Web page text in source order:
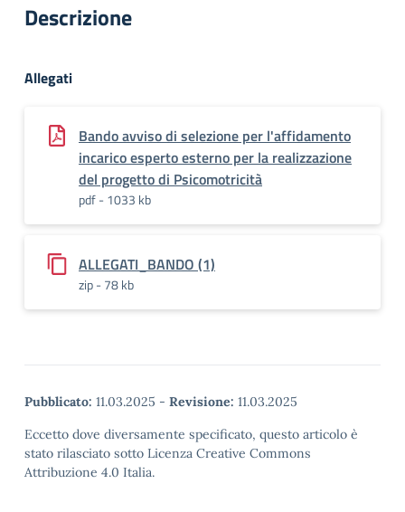
Descrizione
Allegati
Bando avviso di selezione per l'affidamento
incarico esperto esterno per la realizzazione
del progetto di Psicomotricità
pdf - 1033 kb
ALLEGATI_BANDO (1)
zip - 78 kb
Pubblicato: 11.03.2025 - Revisione: 11.03.2025
Eccetto dove diversamente specificato, questo articolo è
stato rilasciato sotto Licenza Creative Commons
Attribuzione 4.0 Italia.